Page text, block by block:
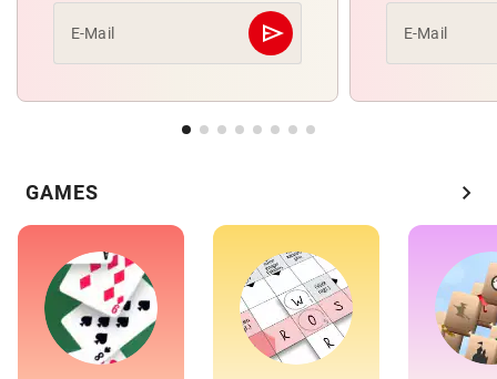
E-Mail send
Abschicken E-Mail
GAMES chevron_right